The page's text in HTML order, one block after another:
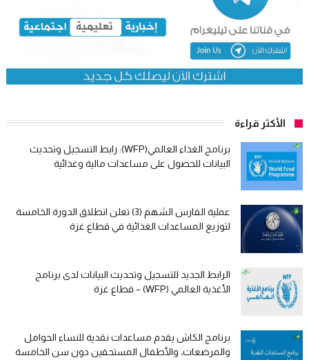
الأكثر قراءة
برنامج الغذاء العالمي(WFP): رابط التسجيل وتحديث
البيانات للحصول على مساعدات مالية وغذائية
عملية الفارس الشهم (3) تعلن انطلاق الدورة الخامسة
لتوزيع المساعدات الغذائية في قطاع غزة
الرابط الجديد للتسجيل وتحديث البيانات لدى برنامج
الأغذية العالمي (WFP) – قطاع غزة
برنامج الكاش يقدم مساعدات نقدية للنساء الحوامل
والمرضعات، والأطفال المستحقين دون سن الخامسة